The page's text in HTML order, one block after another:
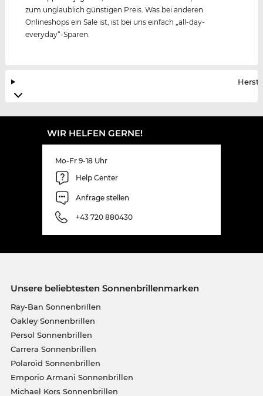
zum unglaublich günstigen Preis. Was bei anderen
Onlineshops ein Sale ist, ist bei uns einfach „all-day-
everyday“-Sparen.
WIR HELFEN GERNE!
Mo-Fr 9-18 Uhr
Help Center
Anfrage stellen
+43 720 880430
Unsere beliebtesten Sonnenbrillenmarken
Ray-Ban Sonnenbrillen
Oakley Sonnenbrillen
Persol Sonnenbrillen
Carrera Sonnenbrillen
Polaroid Sonnenbrillen
Emporio Armani Sonnenbrillen
Michael Kors Sonnenbrillen